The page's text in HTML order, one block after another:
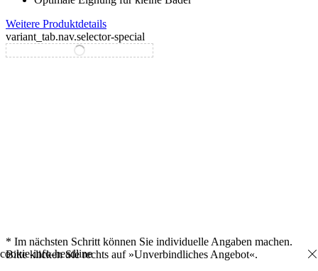
Weitere Produktdetails
variant_tab.nav.selector-special
variant_tab.nav.selector-standard
* Im nächsten Schritt können Sie individuelle Angaben machen.
Bitte klicken Sie rechts auf »Unverbindliches Angebot«.